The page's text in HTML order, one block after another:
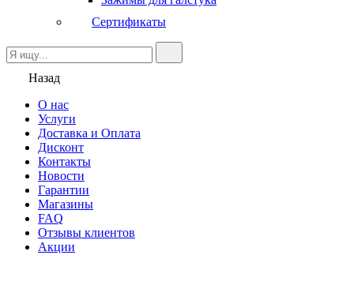
Сертификаты
Назад
О нас
Услуги
Доставка и Оплата
Дисконт
Контакты
Новости
Гарантии
Магазины
FAQ
Отзывы клиентов
Акции